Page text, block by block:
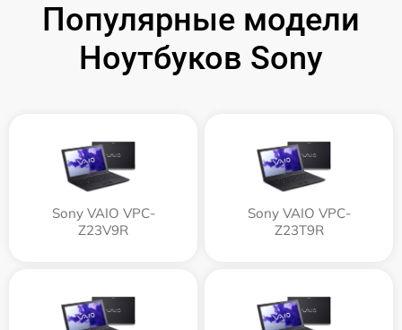
Популярные модели
Ноутбуков Sony
Sony VAIO VPC-
Z23V9R
Sony VAIO VPC-
Z23T9R